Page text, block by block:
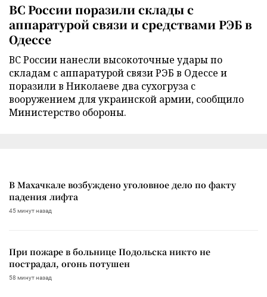
ВС России поразили склады с
аппаратурой связи и средствами РЭБ в
Одессе
ВС России нанесли высокоточные удары по
складам с аппаратурой связи РЭБ в Одессе и
поразили в Николаеве два сухогруза с
вооружением для украинской армии, сообщило
Министерство обороны.
В Махачкале возбуждено уголовное дело по факту
падения лифта
45 минут назад
При пожаре в больнице Подольска никто не
пострадал, огонь потушен
58 минут назад